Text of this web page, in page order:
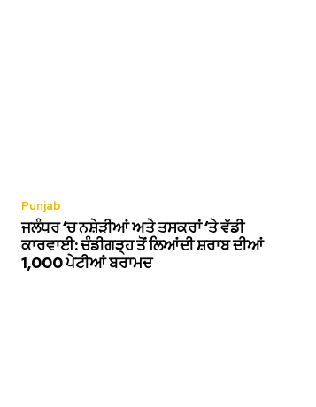
Punjab
ਜਲੰਧਰ ‘ਚ ਨਸ਼ੇੜੀਆਂ ਅਤੇ ਤਸਕਰਾਂ ‘ਤੇ ਵੱਡੀ
ਕਾਰਵਾਈ: ਚੰਡੀਗੜ੍ਹ ਤੋਂ ਲਿਆਂਦੀ ਸ਼ਰਾਬ ਦੀਆਂ
1,000 ਪੇਟੀਆਂ ਬਰਾਮਦ